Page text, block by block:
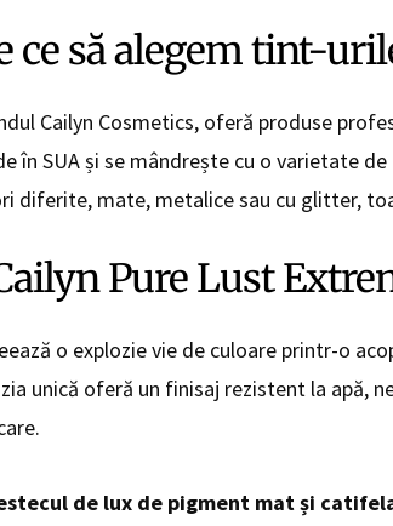
ce să alegem tint-
Cailyn Cosmetics, oferă produse
în SUA și se mândrește cu o varietate
diferite, mate, metalice sau cu glitter,
Pure Lust
o explozie vie de culoare printr-o
unică oferă un finisaj rezistent la apă,
de lux de pigment mat și